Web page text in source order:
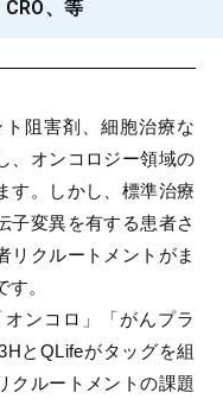
、等
阻害剤、細胞治療な
、オンコロジー領域の
す。しかし、標準治療
子変異を有する患者さ
リクルートメントがま
。
ンコロ」「がんプラ
とQLifeがタッグを組
クルートメントの課題